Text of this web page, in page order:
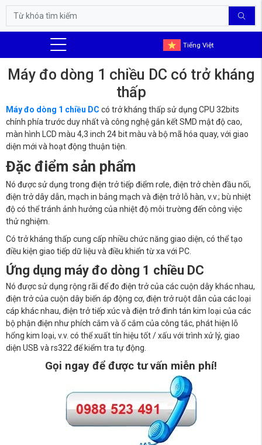
Tiếng Việt
Máy đo dòng 1 chiều DC có trở kháng
thấp
Máy đo dòng 1 chiều DC có trở kháng thấp sử dụng CPU 32bits
chính phía trước duy nhất và công nghệ gắn kết SMD mật độ cao,
màn hình LCD màu 4,3 inch 24 bit màu và bộ mã hóa quay, với giao
diện mới và hoạt động thuận tiện.
Đặc điểm sản phẩm
Nó được sử dụng trong điện trở tiếp điểm rơle, điện trở chèn đầu nối,
điện trở dây dẫn, mạch in bảng mạch và điện trở lỗ hàn, v.v.; bù nhiệt
độ có thể tránh ảnh hưởng của nhiệt độ môi trường đến công việc
thử nghiệm.
Có trở kháng thấp cung cấp nhiều chức năng giao diện, có thể tạo
điều kiện giao tiếp dữ liệu và điều khiển từ xa với PC.
Ứng dụng máy đo dòng 1 chiều DC
Nó được sử dụng rộng rãi để đo điện trở của các cuộn dây khác nhau,
điện trở của cuộn dây biến áp động cơ, điện trở ruột dẫn của các loại
cáp khác nhau, điện trở tiếp xúc và điện trở đinh tán kim loại của các
bộ phận điện như phích cắm và ổ cắm của công tắc, phát hiện lỗ
hổng kim loại, v.v. có thể xuất tín hiệu tốt / xấu với trình xử lý, giao
diện USB và rs322 để kiểm tra tự động.
Gọi ngay để được tư vấn miễn phí!